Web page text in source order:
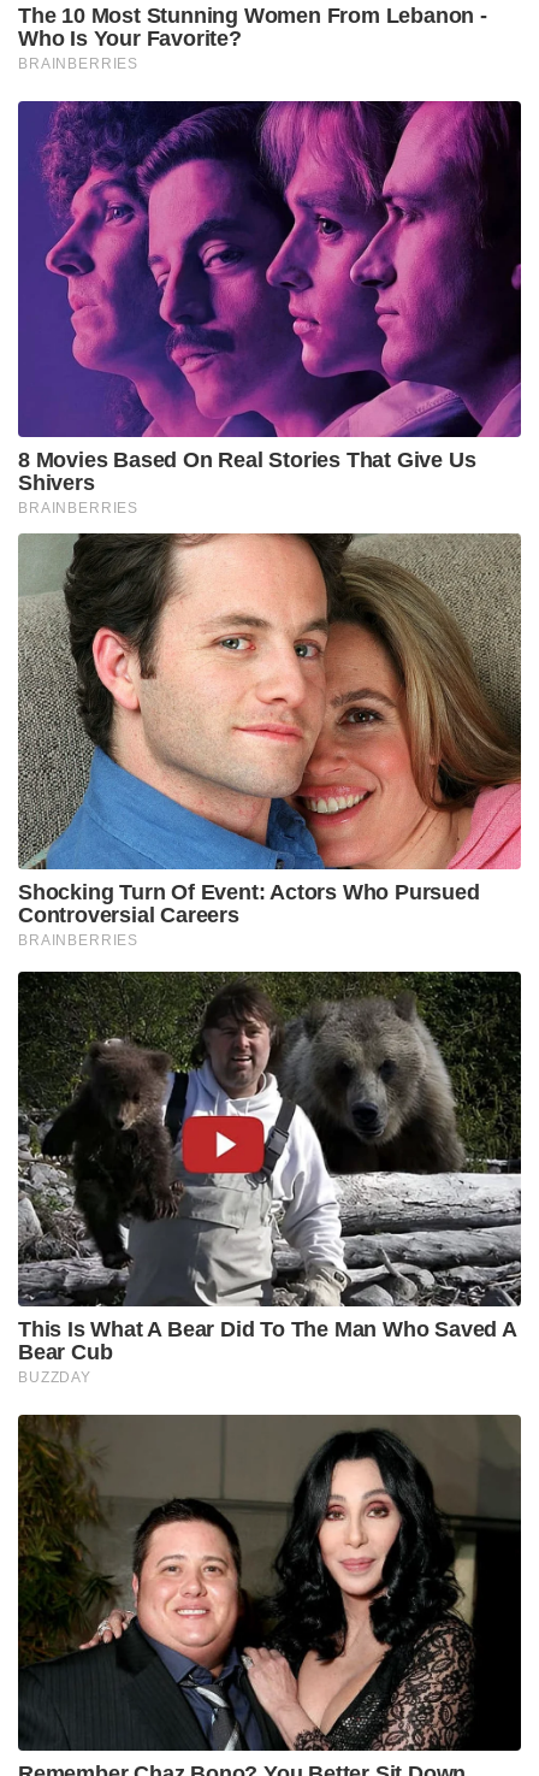
The 10 Most Stunning Women From Lebanon -
Who Is Your Favorite?
BRAINBERRIES
8 Movies Based On Real Stories That Give Us
Shivers
BRAINBERRIES
Shocking Turn Of Event: Actors Who Pursued
Controversial Careers
BRAINBERRIES
This Is What A Bear Did To The Man Who Saved A
Bear Cub
BUZZDAY